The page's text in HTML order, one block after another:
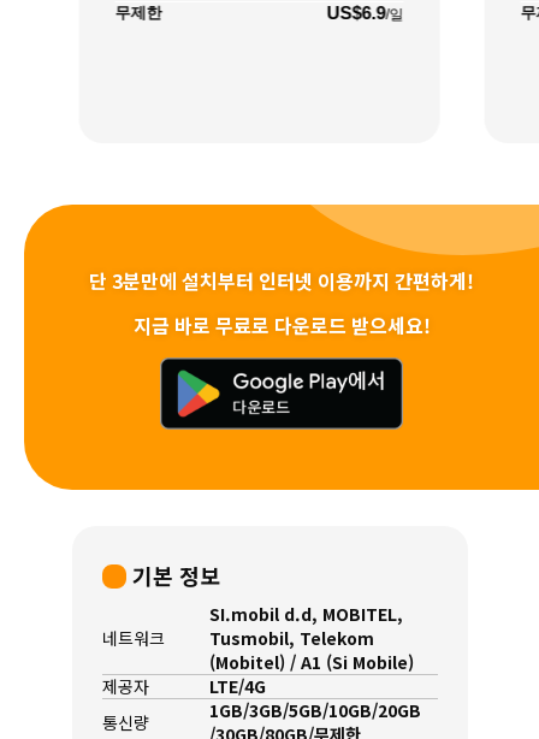
무제한 US$6.9/일
단 3분만에 설치부터 인터넷 이용까지 간편하게!
지금 바로 무료로 다운로드 받으세요!
기본 정보
네트워크
SI.mobil d.d, MOBITEL,
Tusmobil, Telekom
(Mobitel) / A1 (Si Mobile)
제공자
LTE/4G
통신량
1GB/3GB/5GB/10GB/20GB
/30GB/80GB/무제한